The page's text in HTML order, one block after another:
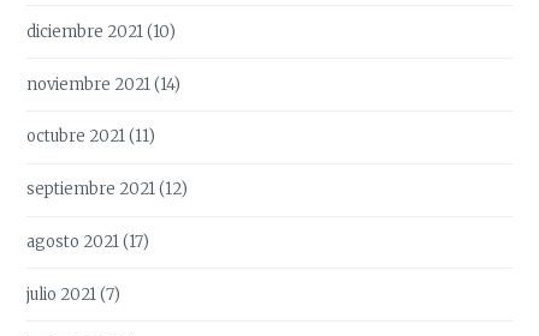
diciembre 2021(10)
noviembre 2021(14)
octubre 2021(11)
septiembre 2021(12)
agosto 2021(17)
julio 2021(7)